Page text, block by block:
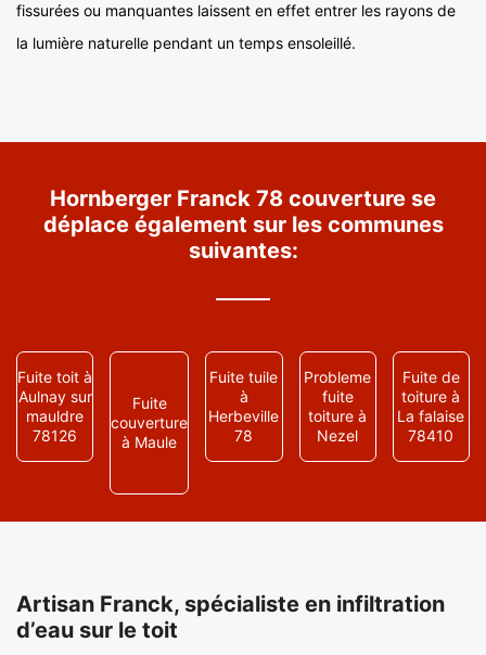
fissurées ou manquantes laissent en effet entrer les rayons de
la lumière naturelle pendant un temps ensoleillé.
Hornberger Franck 78 couverture se
déplace également sur les communes
suivantes:
Fuite toit à
Aulnay sur
mauldre
78126
Fuite
couverture
à Maule
Fuite tuile
à
Herbeville
78
Probleme
fuite
toiture à
Nezel
Fuite de
toiture à
La falaise
78410
Artisan Franck, spécialiste en infiltration
d’eau sur le toit